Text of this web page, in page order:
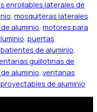
enrollables laterales de
, mosquiteras laterales
aluminio, motores para
, puertas
de aluminio,
guillotinas de
aluminio, ventanas
de aluminio